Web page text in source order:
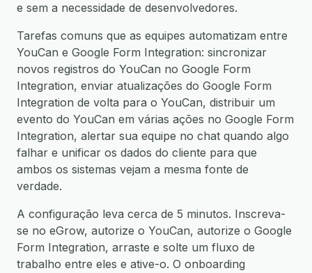
e sem a necessidade de desenvolvedores.
Tarefas comuns que as equipes automatizam entre
YouCan e Google Form Integration: sincronizar
novos registros do YouCan no Google Form
Integration, enviar atualizações do Google Form
Integration de volta para o YouCan, distribuir um
evento do YouCan em várias ações no Google Form
Integration, alertar sua equipe no chat quando algo
falhar e unificar os dados do cliente para que
ambos os sistemas vejam a mesma fonte de
verdade.
A configuração leva cerca de 5 minutos. Inscreva-
se no eGrow, autorize o YouCan, autorize o Google
Form Integration, arraste e solte um fluxo de
trabalho entre eles e ative-o. O onboarding